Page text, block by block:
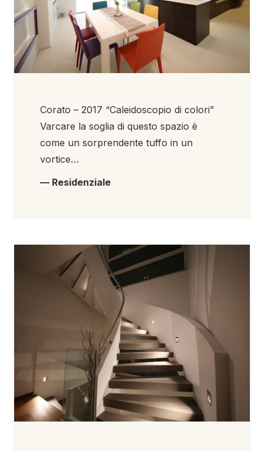
Corato – 2017 “Caleidoscopio di colori”
Varcare la soglia di questo spazio è
come un sorprendente tuffo in un
vortice…
— Residenziale